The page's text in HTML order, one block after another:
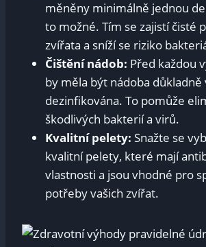
měněny minimálně jednou
to možné. Tím se zajistí čisté
zvířata a sníží se riziko
Čištění nádob: Před každou
by měla být nádoba důkladně
dezinfikována. To pomůže
škodlivých bakterií a virů.
Kvalitní pelety: Snažte se
kvalitní pelety, které mají
vlastnosti a jsou vhodné pro
potřeby vašich zvířat.